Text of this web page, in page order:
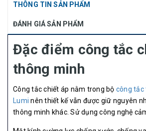
THÔNG TIN SẢN PHẨM
ĐÁNH GIÁ SẢN PHẨM
Đặc điểm công tắc
thông minh
Công tắc chiết áp nằm trong bộ công tắc
Lumi nên thiết kế vẫn được giữ nguyên
thông minh khác. Sử dụng công nghệ